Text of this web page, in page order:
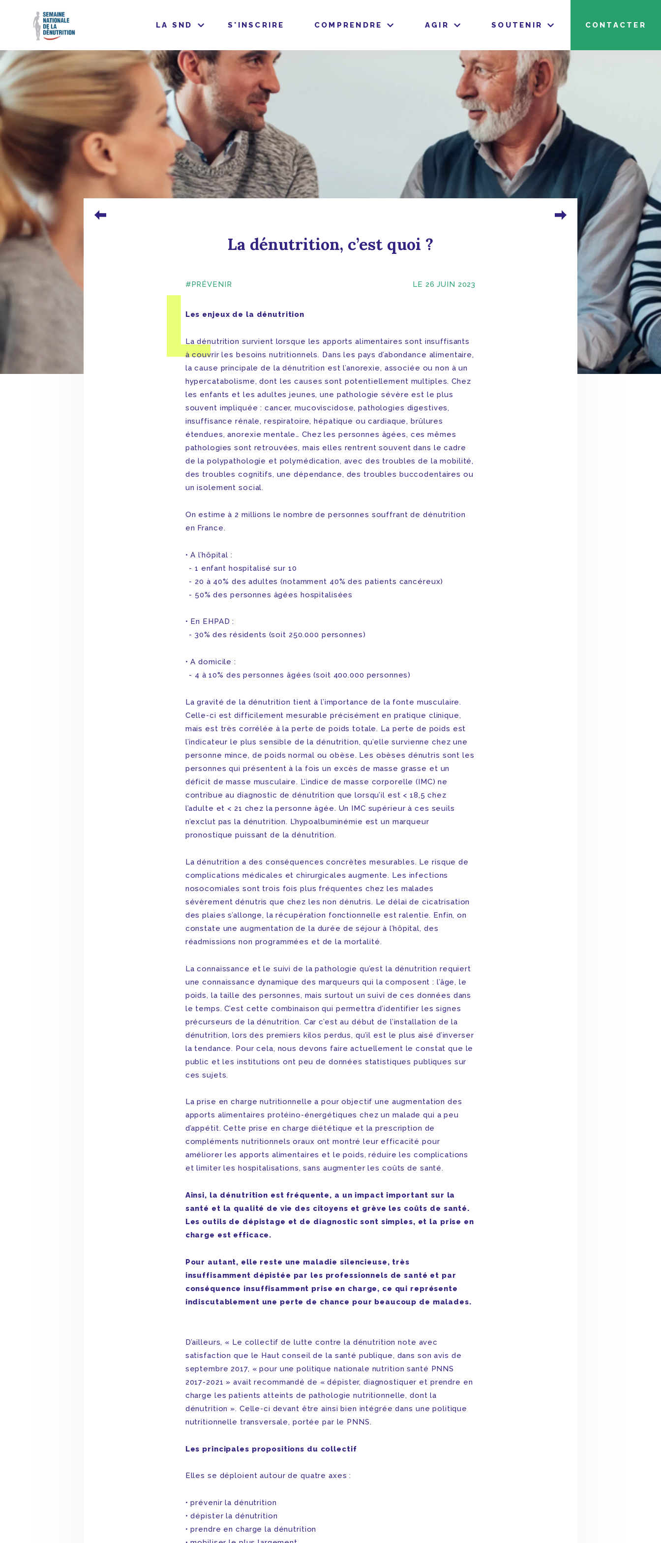
LA SND S'INSCRIRE COMPRENDRE AGIR SOUTENIR CONTACTER
La dénutrition, c’est quoi ?
#PRÉVENIR LE 26 JUIN 2023
Les enjeux de la dénutrition
La dénutrition survient lorsque les apports alimentaires sont insuffisants
à couvrir les besoins nutritionnels. Dans les pays d’abondance alimentaire,
la cause principale de la dénutrition est l’anorexie, associée ou non à un
hypercatabolisme, dont les causes sont potentiellement multiples. Chez
les enfants et les adultes jeunes, une pathologie sévère est le plus
souvent impliquée : cancer, mucoviscidose, pathologies digestives,
insuffisance rénale, respiratoire, hépatique ou cardiaque, brûlures
étendues, anorexie mentale… Chez les personnes âgées, ces mêmes
pathologies sont retrouvées, mais elles rentrent souvent dans le cadre
de la polypathologie et polymédication, avec des troubles de la mobilité,
des troubles cognitifs, une dépendance, des troubles buccodentaires ou
un isolement social.
On estime à 2 millions le nombre de personnes souffrant de dénutrition
en France.
A l’hôpital :
1 enfant hospitalisé sur 10
20 à 40% des adultes (notamment 40% des patients cancéreux)
50% des personnes âgées hospitalisées
En EHPAD :
30% des résidents (soit 250.000 personnes)
A domicile :
4 à 10% des personnes âgées (soit 400.000 personnes)
La gravité de la dénutrition tient à l’importance de la fonte musculaire.
Celle-ci est difficilement mesurable précisément en pratique clinique,
mais est très corrélée à la perte de poids totale. La perte de poids est
l’indicateur le plus sensible de la dénutrition, qu’elle survienne chez une
personne mince, de poids normal ou obèse. Les obèses dénutris sont les
personnes qui présentent à la fois un excès de masse grasse et un
déficit de masse musculaire. L’indice de masse corporelle (IMC) ne
contribue au diagnostic de dénutrition que lorsqu’il est < 18,5 chez
l’adulte et < 21 chez la personne âgée. Un IMC supérieur à ces seuils
n’exclut pas la dénutrition. L’hypoalbuminémie est un marqueur
pronostique puissant de la dénutrition.
La dénutrition a des conséquences concrètes mesurables. Le risque de
complications médicales et chirurgicales augmente. Les infections
nosocomiales sont trois fois plus fréquentes chez les malades
sévèrement dénutris que chez les non dénutris. Le délai de cicatrisation
des plaies s’allonge, la récupération fonctionnelle est ralentie. Enfin, on
constate une augmentation de la durée de séjour à l’hôpital, des
réadmissions non programmées et de la mortalité.
La connaissance et le suivi de la pathologie qu’est la dénutrition requiert
une connaissance dynamique des marqueurs qui la composent : l’âge, le
poids, la taille des personnes, mais surtout un suivi de ces données dans
le temps. C’est cette combinaison qui permettra d’identifier les signes
précurseurs de la dénutrition. Car c’est au début de l’installation de la
dénutrition, lors des premiers kilos perdus, qu’il est le plus aisé d’inverser
la tendance. Pour cela, nous devons faire actuellement le constat que le
public et les institutions ont peu de données statistiques publiques sur
ces sujets.
La prise en charge nutritionnelle a pour objectif une augmentation des
apports alimentaires protéino-énergétiques chez un malade qui a peu
d’appétit. Cette prise en charge diététique et la prescription de
compléments nutritionnels oraux ont montré leur efficacité pour
améliorer les apports alimentaires et le poids, réduire les complications
et limiter les hospitalisations, sans augmenter les coûts de santé.
Ainsi, la dénutrition est fréquente, a un impact important sur la
santé et la qualité de vie des citoyens et grève les coûts de santé.
Les outils de dépistage et de diagnostic sont simples, et la prise en
charge est efficace.
Pour autant, elle reste une maladie silencieuse, très
insuffisamment dépistée par les professionnels de santé et par
conséquence insuffisamment prise en charge, ce qui représente
indiscutablement une perte de chance pour beaucoup de malades.
D’ailleurs, « Le collectif de lutte contre la dénutrition note avec
satisfaction que le Haut conseil de la santé publique, dans son avis de
septembre 2017, « pour une politique nationale nutrition santé PNNS
2017-2021 » avait recommandé de « dépister, diagnostiquer et prendre en
charge les patients atteints de pathologie nutritionnelle, dont la
dénutrition ». Celle-ci devant être ainsi bien intégrée dans une politique
nutritionnelle transversale, portée par le PNNS.
Les principales propositions du collectif
Elles se déploient autour de quatre axes :
prévenir la dénutrition
dépister la dénutrition
prendre en charge la dénutrition
L